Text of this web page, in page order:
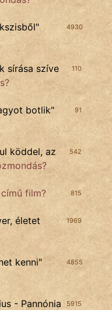
4930
"
110
sírása szíve
91
botlik"
542
köddel, az
815
című film?
1969
életet
4855
kenni"
5915
- Pannónia